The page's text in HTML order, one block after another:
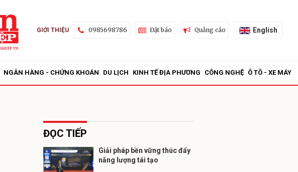
GIỚI THIỆU 0985698786 Đặt báo Quảng cáo English
NGÂN HÀNG - CHỨNG KHOÁN DU LỊCH KINH TẾ ĐỊA PHƯƠNG CÔNG NGHỆ Ô TÔ - XE MÁY
ĐỌC TIẾP
Giải pháp bền vững thúc đẩy
năng lượng tái tạo
Gửi